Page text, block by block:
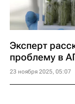
Эксперт
проблему в
23 ноября 2025, 05:07